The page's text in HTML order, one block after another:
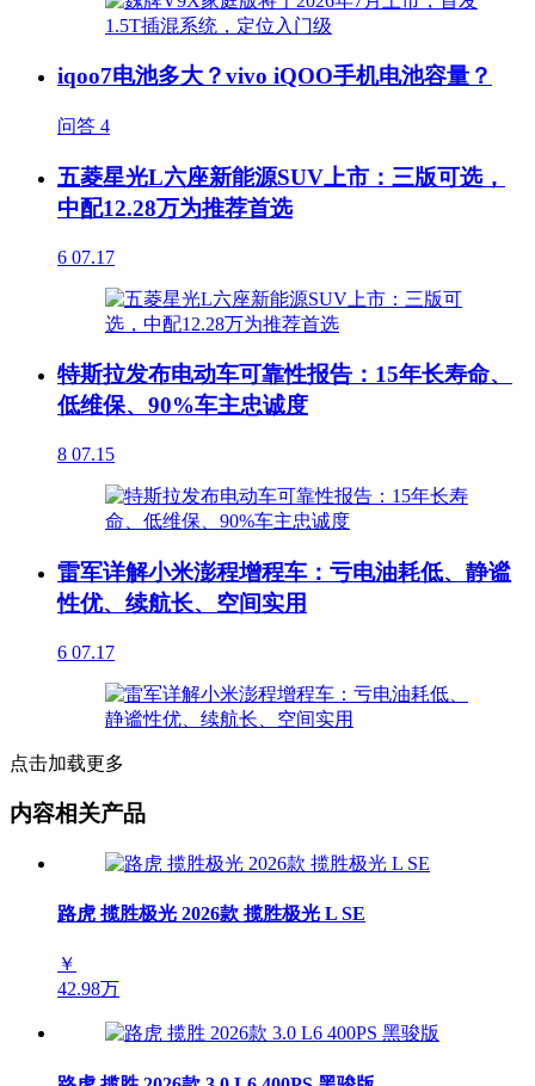
iqoo7电池多大？vivo iQOO手机电池容量？
问答 4
五菱星光L六座新能源SUV上市：三版可选，
中配12.28万为推荐首选
6 07.17
特斯拉发布电动车可靠性报告：15年长寿命、
低维保、90%车主忠诚度
8 07.15
雷军详解小米澎程增程车：亏电油耗低、静谧
性优、续航长、空间实用
6 07.17
点击加载更多
内容相关产品
路虎 揽胜极光 2026款 揽胜极光 L SE
￥
42.98万